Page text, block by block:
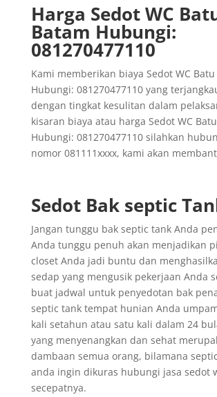
Harga Sedot WC
Batam Hubungi:
081270477110
Kami memberikan biaya Sedot WC
Hubungi: 081270477110 yang
dengan tingkat kesulitan dalam
kisaran biaya atau harga Sedot WC
Hubungi: 081270477110 silahkan
nomor 081111xxxx, kami akan
Sedot Bak septic
Jangan tunggu bak septic tank Anda
Anda tunggu penuh akan menjadikan
closet Anda jadi buntu dan
sedap yang mengusik pekerjaan Anda
buat jadwal untuk penyedotan bak
septic tank tempat hunian Anda
kali setahun atau satu kali dalam 24
yang menyenangkan dan sehat
dambaan semua orang, bilamana
anda ingin dikuras hubungi jasa sedot
secepatnya.